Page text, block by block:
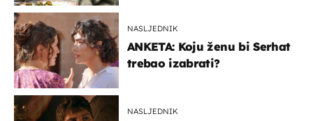
NASLJEDNIK
ANKETA: Koju ženu bi Serhat
trebao izabrati?
NASLJEDNIK